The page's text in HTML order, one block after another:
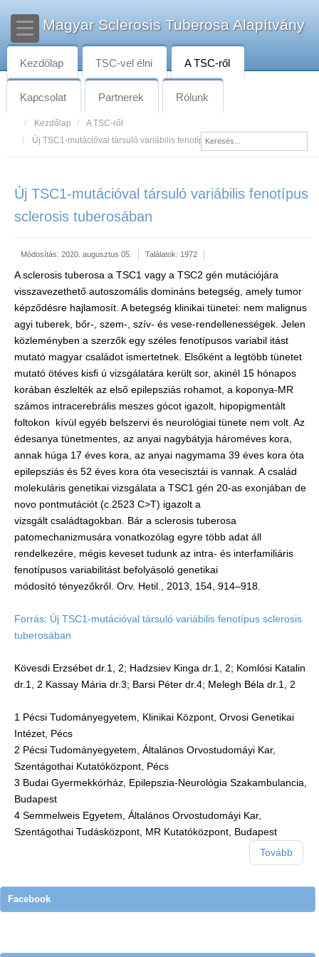
Magyar Sclerosis Tuberosa Alapítvány
Kezdőlap TSC-vel élni A TSC-ről
Kapcsolat Partnerek Rólunk
Kezdőlap
A TSC-ről
Új TSC1-mutációval társuló variábilis fenotípus sclerosis tuberosában
Új TSC1-mutációval társuló variábilis fenotípus
sclerosis tuberosában
Módosítás: 2020. augusztus 05. Találatok: 1972
A sclerosis tuberosa a TSC1 vagy a TSC2 gén mutációjára
visszavezethető autoszomális domináns betegség, amely tumor
képződésre hajlamosít. A betegség klinikai tünetei: nem malignus
agyi tuberek, bőr-, szem-, szív- és vese-rendellenességek. Jelen
közleményben a szerzők egy széles fenotípusos variabil itást
mutató magyar családot ismertetnek. Elsőként a legtöbb tünetet
mutató ötéves kisﬁ ú vizsgálatára került sor, akinél 15 hónapos
korában észlelték az első epilepsziás rohamot, a koponya-MR
számos intracerebrális meszes gócot igazolt, hipopigmentált
foltokon kívül egyéb belszervi és neurológiai tünete nem volt. Az
édesanya tünetmentes, az anyai nagybátyja hároméves kora,
annak húga 17 éves kora, az anyai nagymama 39 éves kora óta
epilepsziás és 52 éves kora óta vesecisztái is vannak. A család
molekuláris genetikai vizsgálata a TSC1 gén 20-as exonjában de
novo pontmutációt (c.2523 C>T) igazolt a
vizsgált családtagokban. Bár a sclerosis tuberosa
patomechanizmusára vonatkozólag egyre több adat áll
rendelkezére, mégis keveset tudunk az intra- és interfamiliáris
fenotípusos variabilitást befolyásoló genetikai
módosító tényezőkről. Orv. Hetil., 2013, 154, 914–918.
Forrás: Új TSC1-mutációval társuló variábilis fenotípus sclerosis
tuberosában
Kövesdi Erzsébet dr.1, 2; Hadzsiev Kinga dr.1, 2; Komlósi Katalin
dr.1, 2 Kassay Mária dr.3; Barsi Péter dr.4; Melegh Béla dr.1, 2
1 Pécsi Tudományegyetem, Klinikai Központ, Orvosi Genetikai
Intézet, Pécs
2 Pécsi Tudományegyetem, Általános Orvostudomáyi Kar,
Szentágothai Kutatóközpont, Pécs
3 Budai Gyermekkórház, Epilepszia-Neurológia Szakambulancia,
Budapest
4 Semmelweis Egyetem, Általános Orvostudomáyi Kar,
Szentágothai Tudásközpont, MR Kutatóközpont, Budapest
Tovább
Facebook